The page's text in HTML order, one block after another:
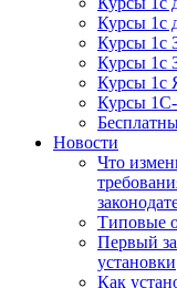
Курсы 1с
Курсы 1с
Курсы
Курсы 1с
Курсы
Новости
Что
Типовые
Первый
установки
Как